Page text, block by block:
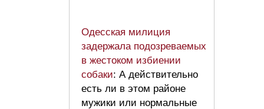
Одесская милиция
задержала подозреваемых
в жестоком избиении
собаки: А действительно
есть ли в этом районе
мужики или нормальные